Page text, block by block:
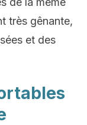
très gênante,
et des